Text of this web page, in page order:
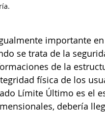
importante
se trata de la
de la
física de los
Límite Último es el
debería